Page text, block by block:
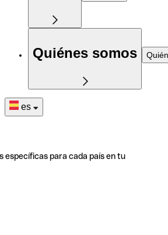
Quiénes somos
es
específicas para cada país en tu